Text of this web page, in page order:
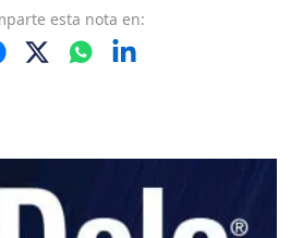
esta nota en: